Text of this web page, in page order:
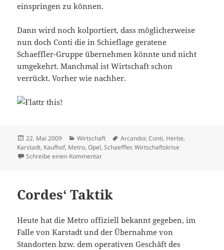
einspringen zu können.
Dann wird noch kolportiert, dass möglicherweise
nun doch Conti die in Schieflage geratene
Schaeffler-Gruppe übernehmen könnte und nicht
umgekehrt. Manchmal ist Wirtschaft schon
verrückt. Vorher wie nachher.
Veröffentlicht
am
22. Mai 2009 Kategorien
Wirtschaft Schlagwörter
Arcandor,Conti, Hertie,
Karstadt, Kaufhof, Metro,Opel,Schaeffler,Wirtschaftskrise
Schreibe einen Kommentarzu Wirtschaftswoche
Cordes‘ Taktik
Heute hat die Metro offiziell bekannt gegeben, im
Falle von Karstadt und der Übernahme von
Standorten bzw. dem operativen Geschäft des